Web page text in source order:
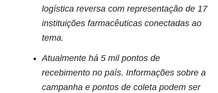
logística reversa com representação de 17
instituições farmacêuticas conectadas ao
tema.
Atualmente há 5 mil pontos de
recebimento no país. Informações sobre a
campanha e pontos de coleta podem ser